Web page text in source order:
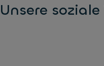
Unsere